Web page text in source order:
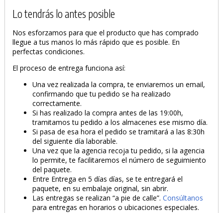
Lo tendrás lo antes posible
Nos esforzamos para que el producto que has comprado
llegue a tus manos lo más rápido que es posible. En
perfectas condiciones.
El proceso de entrega funciona así:
Una vez realizada la compra, te enviaremos un email,
confirmando que tu pedido se ha realizado
correctamente.
Si has realizado la compra antes de las 19:00h,
tramitamos tu pedido a los almacenes ese mismo día.
Si pasa de esa hora el pedido se tramitará a las 8:30h
del siguiente día laborable.
Una vez que la agencia recoja tu pedido, si la agencia
lo permite, te facilitaremos el número de seguimiento
del paquete.
Entre Entrega en 5 días días, se te entregará el
paquete, en su embalaje original, sin abrir.
Las entregas se realizan “a pie de calle”.Consúltanos
para entregas en horarios o ubicaciones especiales.